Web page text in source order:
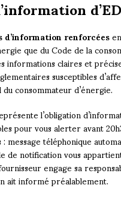
d’information renforcées
que du Code de la
claires et
susceptibles
consommateur d’énergie.
l’obligation
pour vous alerter avant
téléphonique
notification vous
engage sa
ait informé préalablement.